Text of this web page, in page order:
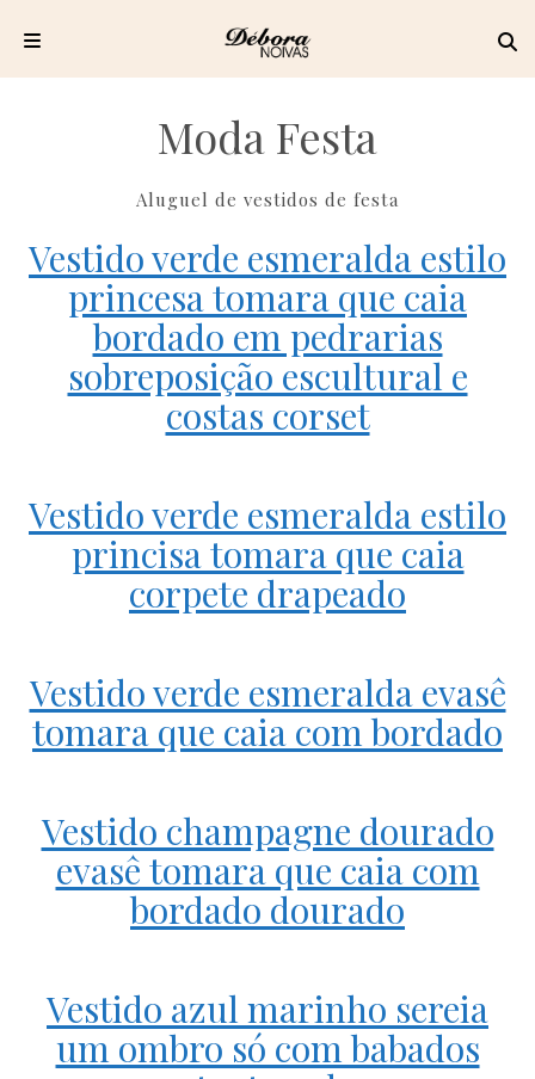
conteúdo
Moda Festa
Aluguel de vestidos de festa
Vestido verde esmeralda estilo
princesa tomara que caia
bordado em pedrarias
sobreposição escultural e
costas corset
Vestido verde esmeralda estilo
princisa tomara que caia
corpete drapeado
Vestido verde esmeralda evasê
tomara que caia com bordado
Vestido champagne dourado
evasê tomara que caia com
bordado dourado
Vestido azul marinho sereia
um ombro só com babados